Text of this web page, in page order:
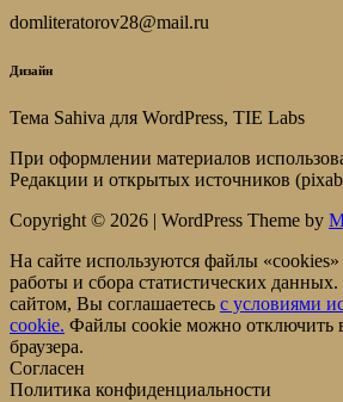
domliteratorov28@mail.ru
Дизайн
Тема Sahiva для WordPress, TIE Labs
При оформлении материалов
Редакции и открытых источников
Copyright © 2026 | WordPress Theme by
На сайте используются файлы
работы и сбора статистических
сайтом, Вы соглашаетесь c условиями
cookie. Файлы cookie можно отключить
браузера.
Согласен
Политика конфиденциальности